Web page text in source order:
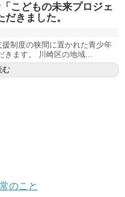
こどもの未来プロジェ
きました。
制度の狭間に置かれた青少年
ます。 川崎区の地域...
む
のこと